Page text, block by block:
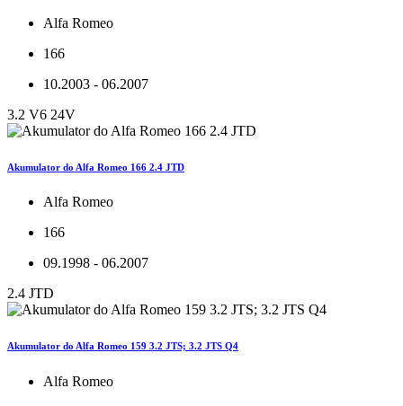
Alfa Romeo
166
10.2003 - 06.2007
3.2 V6 24V
Akumulator do Alfa Romeo 166 2.4 JTD
Alfa Romeo
166
09.1998 - 06.2007
2.4 JTD
Akumulator do Alfa Romeo 159 3.2 JTS; 3.2 JTS Q4
Alfa Romeo